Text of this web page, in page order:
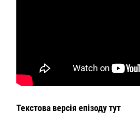
Текстова версія епізоду тут